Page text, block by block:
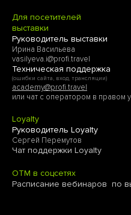
Для посетителей
выставки
Руководитель выставки
Ирина Васильева
vasilyeva.i@profi.travel
Техническая поддержка
(ошибки сайта, вход, трансляции)
academy@profi.travel
или чат с оператором в правом
Loyalty
Руководитель Loyalty
Сергей Перемутов
Чат поддержки Loyalty
OTM в соцсетях
Расписание вебинаров по